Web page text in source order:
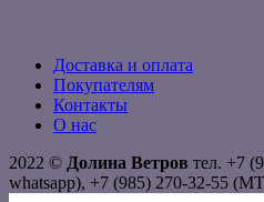
Доставка и оплата
Покупателям
Контакты
О нас
2022 © Долина Ветров тел. +7
whatsapp), +7 (985) 270-32-55